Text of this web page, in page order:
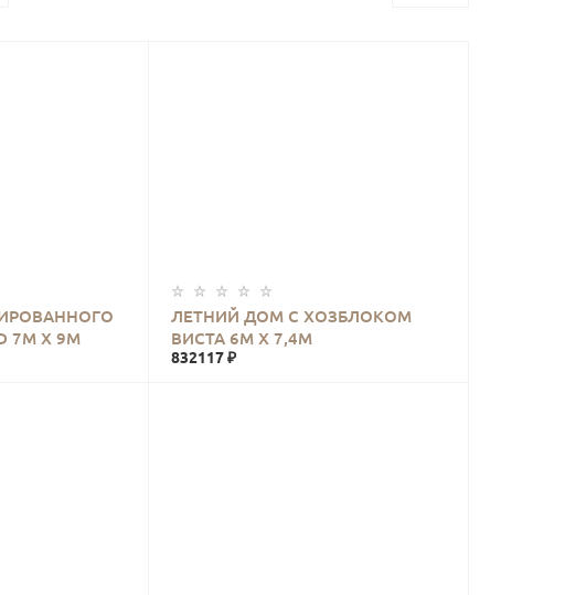
7М Х 9М
ЛЕТНИЙ ДОМ С ХОЗБЛОКОМ
ВИСТА 6М Х 7,4М
832117 ₽
КУПИТЬ